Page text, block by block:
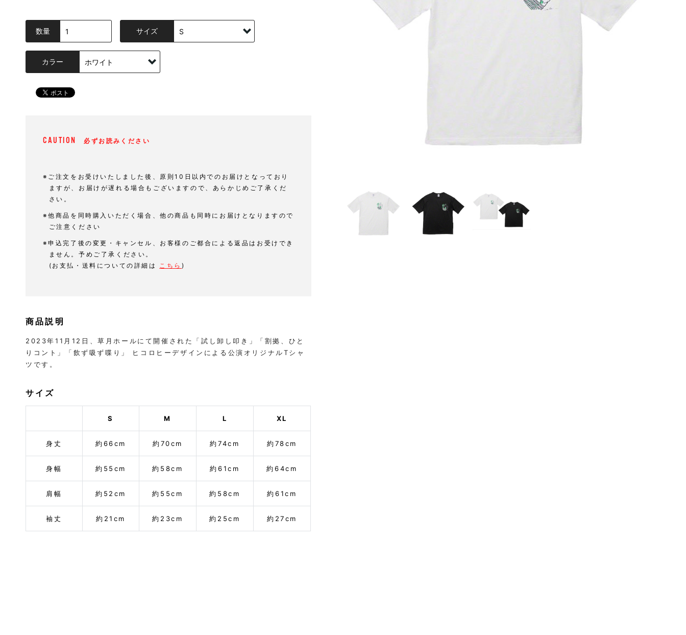
数量 サイズ
カラー
CAUTION 必ずお読みください
※ご注文をお受けいたしました後、原則10日以内でのお届けとなっており
ますが、お届けが遅れる場合もございますので、あらかじめご了承くだ
さい。
※他商品を同時購入いただく場合、他の商品も同時にお届けとなりますので
ご注意ください
※申込完了後の変更・キャンセル、お客様のご都合による返品はお受けでき
ません。予めご了承ください。
(お支払・送料についての詳細は こちら)
商品説明
2023年11月12日、草月ホールにて開催された「試し卸し叩き」「割拠、ひと
りコント」「飲ず吸ず喋り」 ヒコロヒーデザインによる公演オリジナルTシャ
ツです。
サイズ
S M L XL
身丈 約66cm 約70cm 約74cm 約78cm
身幅 約55cm 約58cm 約61cm 約64cm
肩幅 約52cm 約55cm 約58cm 約61cm
袖丈 約21cm 約23cm 約25cm 約27cm